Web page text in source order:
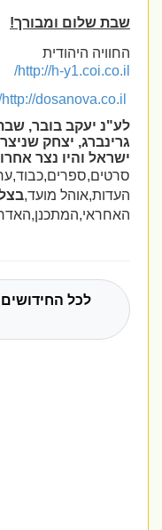
שבת שלום ומבורך!
החוויה היהודית
http://h-y1.coi.co.il
/
http://dosanova.co.il
/
לע"נ יעקב בובר,
גרינברג, יצחק
ישראל והיו נצר
העדות,אוהל מועד,
לכל החידושים